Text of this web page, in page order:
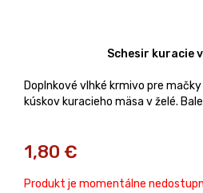
Schesir kuracie
Doplnkové vlhké krmivo pre
kúskov kuracieho mäsa v želé.
1,80 €
Produkt je momentálne